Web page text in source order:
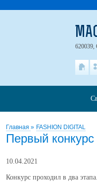
Главная » FASHION DIGITAL
Первый
10.04.2021
Конкурс проходил в два
620039,